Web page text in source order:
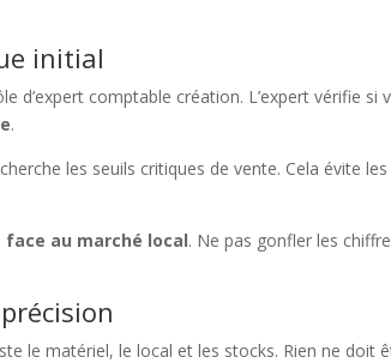
initial
comptable création. L’expert vérifie si
.
les seuils critiques de vente. Cela évite les
au marché local. Ne pas gonfler les
le matériel, le local et les stocks. Rien ne doit